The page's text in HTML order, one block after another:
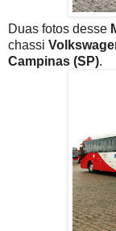
Duas fotos desse
chassi
Campinas (SP).